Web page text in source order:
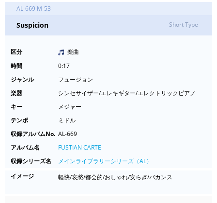
AL-669 M-53
Suspicion Short Type
区分
楽曲
時間
0:17
ジャンル
フュージョン
楽器
シンセサイザー/エレキギター/エレクトリックピアノ
キー
メジャー
テンポ
ミドル
収録アルバムNo. AL-669
アルバム名
FUSTIAN CARTE
収録シリーズ名
メインライブラリーシリーズ（AL）
イメージ
軽快/哀愁/都会的/おしゃれ/安らぎ/バカンス